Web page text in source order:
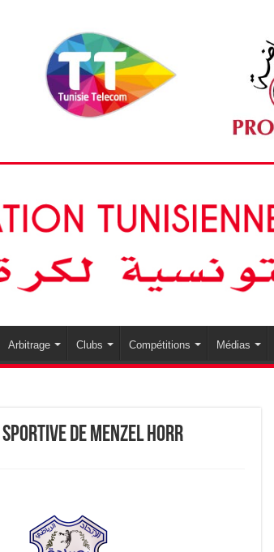
Arbitrage Clubs Compétitions Médias
Sportive de Menzel Horr